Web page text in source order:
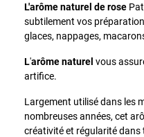
L'arôme naturel de rose
subtilement vos
glaces, nappages,
L'arôme naturel vous
artifice.
Largement utilisé dans les
nombreuses années, cet
créativité et régularité